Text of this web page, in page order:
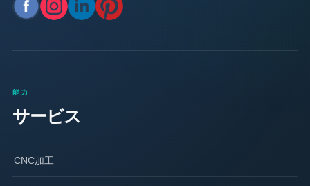
能力
サービス
CNC加工